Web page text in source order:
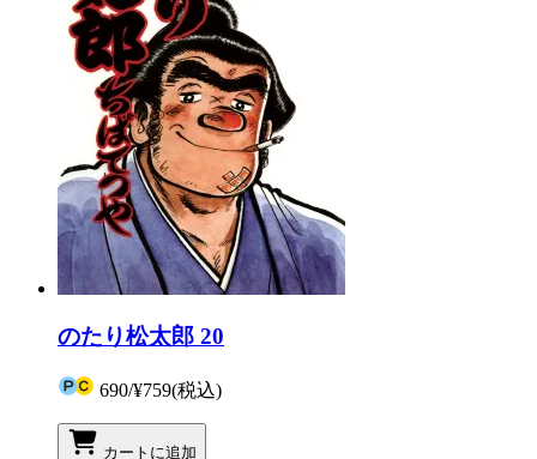
のたり松太郎 20
690/¥759(税込)
カートに追加